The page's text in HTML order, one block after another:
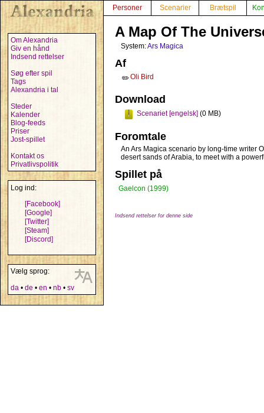
Om Alexandria
Giv en hånd
Indsend rettelser
Søg efter spil
Tags
Alexandria i tal
Steder
Kalender
Blog-feeds
Priser
Jost-spillet
Kontakt os
Privatlivspolitik
Log ind:
[Facebook]
[Google]
[Twitter]
[Steam]
[Discord]
Vælg sprog:
da • de • en • nb • sv
Personer Scenarier Brætspil
A Map Of The
System:Ars Magica
Af
✏️Oli Bird
Download
Scenariet [engelsk] (0 MB)
Foromtale
An Ars Magica scenario by long-time writer
desert sands of Arabia, to meet with a
Spillet på
Gaelcon (1999)
Indsend rettelser for denne side